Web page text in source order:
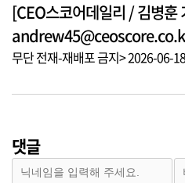
[CEO스코어데일리 / 김병훈
무단 전재-재배포 금지> 2026-06-
댓글